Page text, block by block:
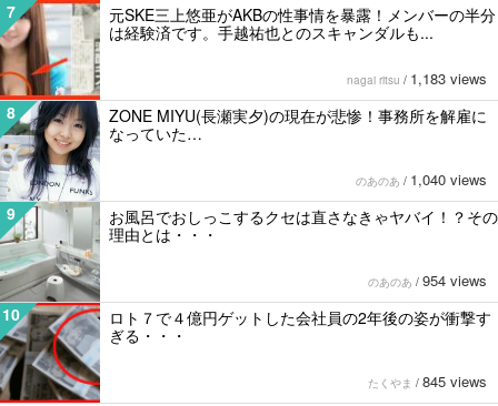
7
元SKE三上悠亜がAKBの性事情を暴露！メンバーの半分
は経験済です。手越祐也とのスキャンダルも...
nagai ritsu / 1,183 views
8
ZONE MIYU(長瀬実夕)の現在が悲惨！事務所を解雇に
なっていた…
のあのあ / 1,040 views
9
お風呂でおしっこするクセは直さなきゃヤバイ！？その
理由とは・・・
のあのあ / 954 views
10
ロト７で４億円ゲットした会社員の2年後の姿が衝撃す
ぎる・・・
たくやま / 845 views